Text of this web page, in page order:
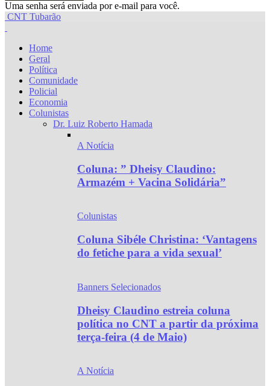
Uma senha será enviada por e-mail para você.
CNT Tubarão
Home
Geral
Política
Comunidade
Policial
Economia
Colunistas
Dr. Luiz Roberto Hamada
A Notícia
Coluna: ” Dheisy Claudino:
Armazém + Vacina Solidária”
Colunistas
Coluna Sibéle Christina: ‘Vantagens
do fetiche para a vida sexual’
Banners Selecionados
Dheisy Claudino estreia coluna
política no CNT a partir da próxima
terça-feira (4 de Maio)
A Notícia